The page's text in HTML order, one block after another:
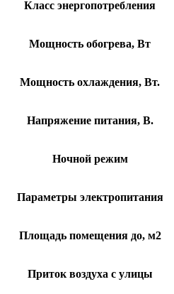
Класс энергопотребления
Мощность обогрева, Вт
Мощность охлаждения, Вт.
Напряжение питания, В.
Ночной режим
Параметры электропитания
Площадь помещения до, м2
Приток воздуха с улицы